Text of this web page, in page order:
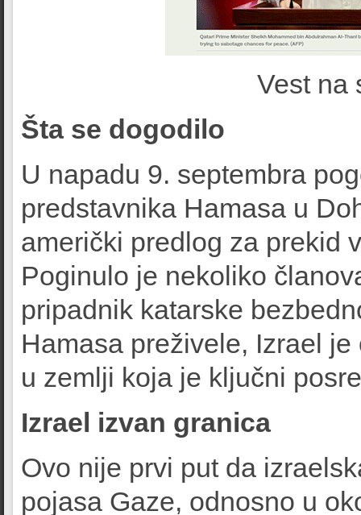
Vest na
Šta se dogodilo
U napadu 9. septembra
predstavnika Hamasa u
američki predlog za prekid
Poginulo je nekoliko
pripadnik katarske
Hamasa preživele, Izrael
u zemlji koja je ključni
Izrael izvan granica
Ovo nije prvi put da
pojasa Gaze, odnosno u